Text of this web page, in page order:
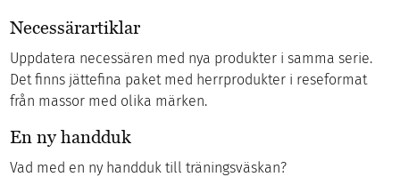
Necessärartiklar
Uppdatera necessären med nya produkter i samma serie.
Det finns jättefina paket med herrprodukter i reseformat
från massor med olika märken.
En ny handduk
Vad med en ny handduk till träningsväskan?